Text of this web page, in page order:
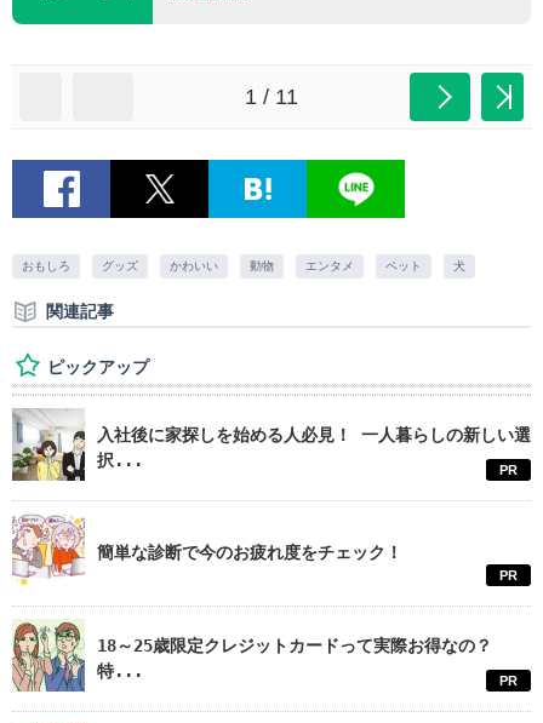
1 / 11
おもしろ グッズ かわいい 動物 エンタメ ペット 犬
関連記事
ピックアップ
入社後に家探しを始める人必見！ 一人暮らしの新しい選
択...
PR
簡単な診断で今のお疲れ度をチェック！
PR
18～25歳限定クレジットカードって実際お得なの？
特...
PR